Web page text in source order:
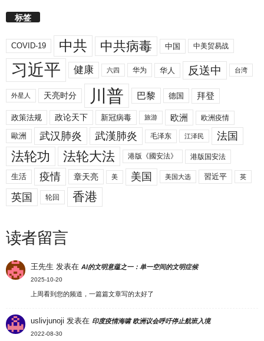
标签
COVID-19 中共 中共病毒 中国 中美贸易战
习近平 健康 六四 华为 华人 反送中 台湾
外星人 天亮时分 川普 巴黎 德国 拜登
政策法规 政论天下 新冠病毒 旅游 欧洲 欧洲疫情
歐洲 武汉肺炎 武漢肺炎 毛泽东 江泽民 法国
法轮功 法轮大法 港版《國安法》 港版国安法
生活 疫情 章天亮 美 美国 美国大选 習近平 英
英国 轮回 香港
读者留言
王先生 发表在AI的文明意蕴之一：单一空间的文明症候
2025-10-20
上周看到您的频道，一篇篇文章写的太好了
uslivjunoji 发表在 印度疫情海啸 欧洲议会呼吁停止航班入境
2022-08-30